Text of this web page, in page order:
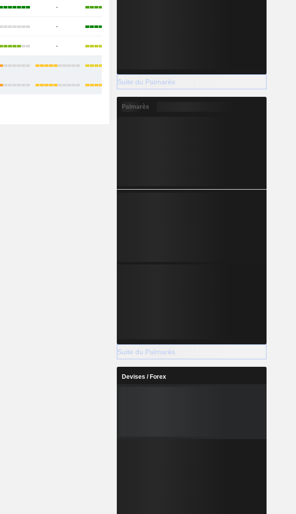
-
-
-
Suite du Palmarès
Palmarès
Suite du Palmarès
Devises / Forex